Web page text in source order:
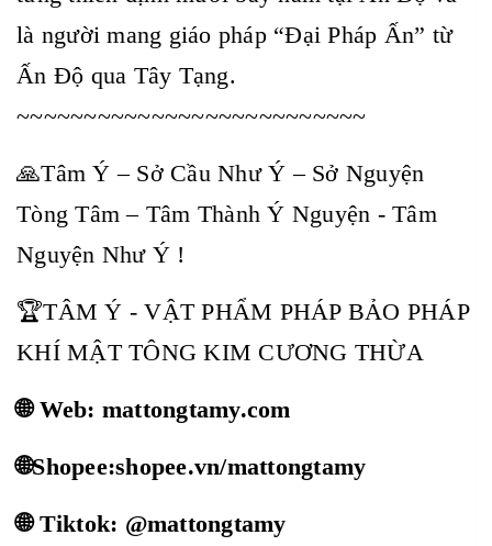
là người mang giáo pháp “Đại Pháp Ấn” từ
Ấn Độ qua Tây Tạng.
~~~~~~~~~~~~~~~~~~~~~~~~~~
🙏Tâm Ý – Sở Cầu Như Ý – Sở Nguyện
Tòng Tâm – Tâm Thành Ý Nguyện - Tâm
Nguyện Như Ý !
🏆TÂM Ý - VẬT PHẨM PHÁP BẢO PHÁP
KHÍ MẬT TÔNG KIM CƯƠNG THỪA
🌐 Web: mattongtamy.com
🌐Shopee:shopee.vn/mattongtamy
🌐 Tiktok: @mattongtamy